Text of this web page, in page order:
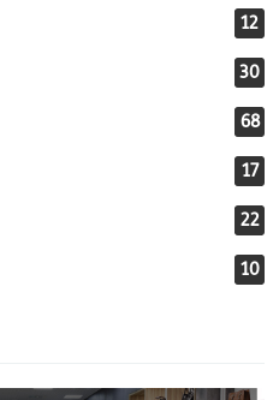
12
30
68
17
22
10